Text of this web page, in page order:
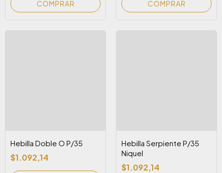
Hebilla Doble O P/35
$1.092,14
Hebilla Serpiente P/35
Niquel
$1.092,14